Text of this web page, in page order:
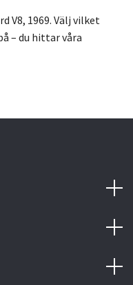
V8, 1969. Välj vilket
– du hittar våra